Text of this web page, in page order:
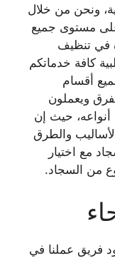
ونحن من خلال
مستوى جميع
في تنظيف
كافة خدماتكم
أقسام
ويعملون
حيث إن
الأساليب والطرق
مع اختيار
من السجاد.
فريق عملنا في